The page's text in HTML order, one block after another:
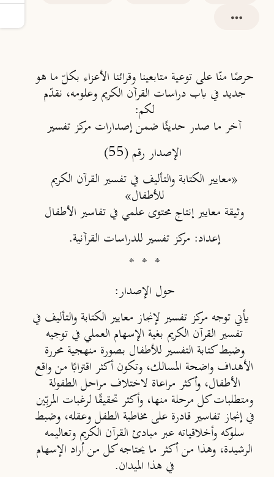
حرصًا منّا على توعية متابعينا وقرائنا الأعزاء بكلّ ما هو
جديد في باب دراسات القرآن الكريم وعلومه، نقدّم
لكم:
آخر ما صدر حديثًا ضمن إصدارات مركز تفسير
الإصدار رقم (55)
«معايير الكتابة والتأليف في تفسير القرآن الكريم
للأطفال»
وثيقة معايير إنتاج محتوى علمي في تفاسير الأطفال
إعداد: مركز تفسير للدراسات القرآنية.
* * *
حول الإصدار:
يأتي توجه مركز تفسير لإنجاز معايير الكتابة والتأليف في
تفسير القرآن الكريم بغية الإسهام العملي في توجيه
وضبط كتابة التفسير للأطفال بصورة منهجية محررة
الأهداف واضحة المسالك، وتكون أكثر اقترابًا من واقع
الأطفال، وأكثر مراعاة لاختلاف مراحل الطفولة
ومتطلبات كل مرحلة منها، وأكثر تحقيقًا لرغبات المربِّين
في إنجاز تفاسير قادرة على مخاطبة الطفل وعقله، وضبط
سلوكه وأخلاقياته عبر مبادئ القرآن الكريم وتعاليمه
الرشيدة، وهذا من أكثر ما يحتاجه كل من أراد الإسهام
في هذا الميدان.